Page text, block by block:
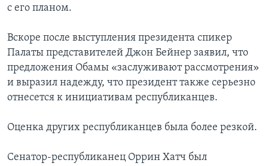
с его планом.
Вскоре после выступления президента спикер
Палаты представителей Джон Бейнер заявил, что
предложения Обамы «заслуживают рассмотрения»
и выразил надежду, что президент также серьезно
отнесется к инициативам республиканцев.
Оценка других республиканцев была более резкой.
Сенатор-республиканец Оррин Хатч был